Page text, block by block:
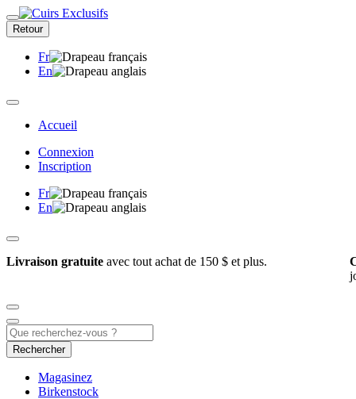
Retour
Fr
En
Accueil
Connexion
Inscription
Fr
En
Livraison gratuite avec tout achat de 150 $ et plus.
Rechercher
Magasinez
Birkenstock